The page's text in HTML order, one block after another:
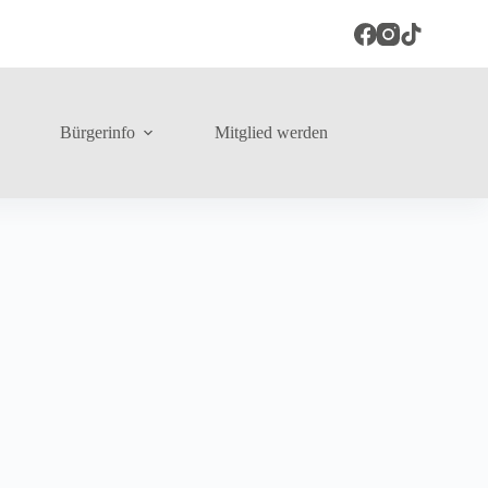
Bürgerinfo Mitglied werden